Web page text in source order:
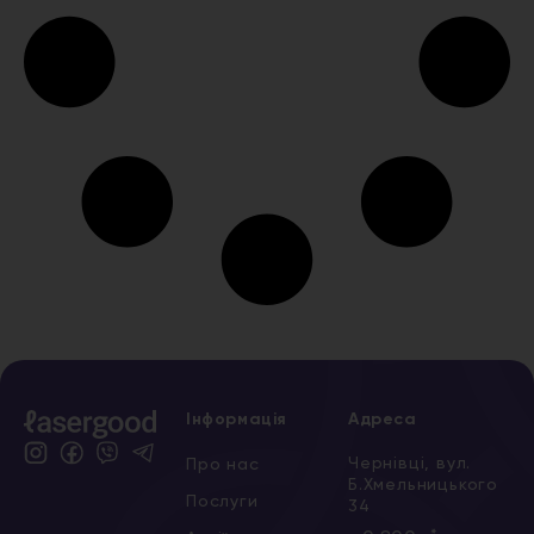
Інформація
Про нас
Послуги
Адреса
Чернівці, вул.
Б.Хмельницького
34